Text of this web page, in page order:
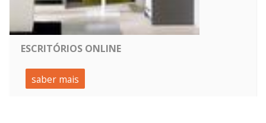
ESCRITÓRIOS ONLINE
saber mais